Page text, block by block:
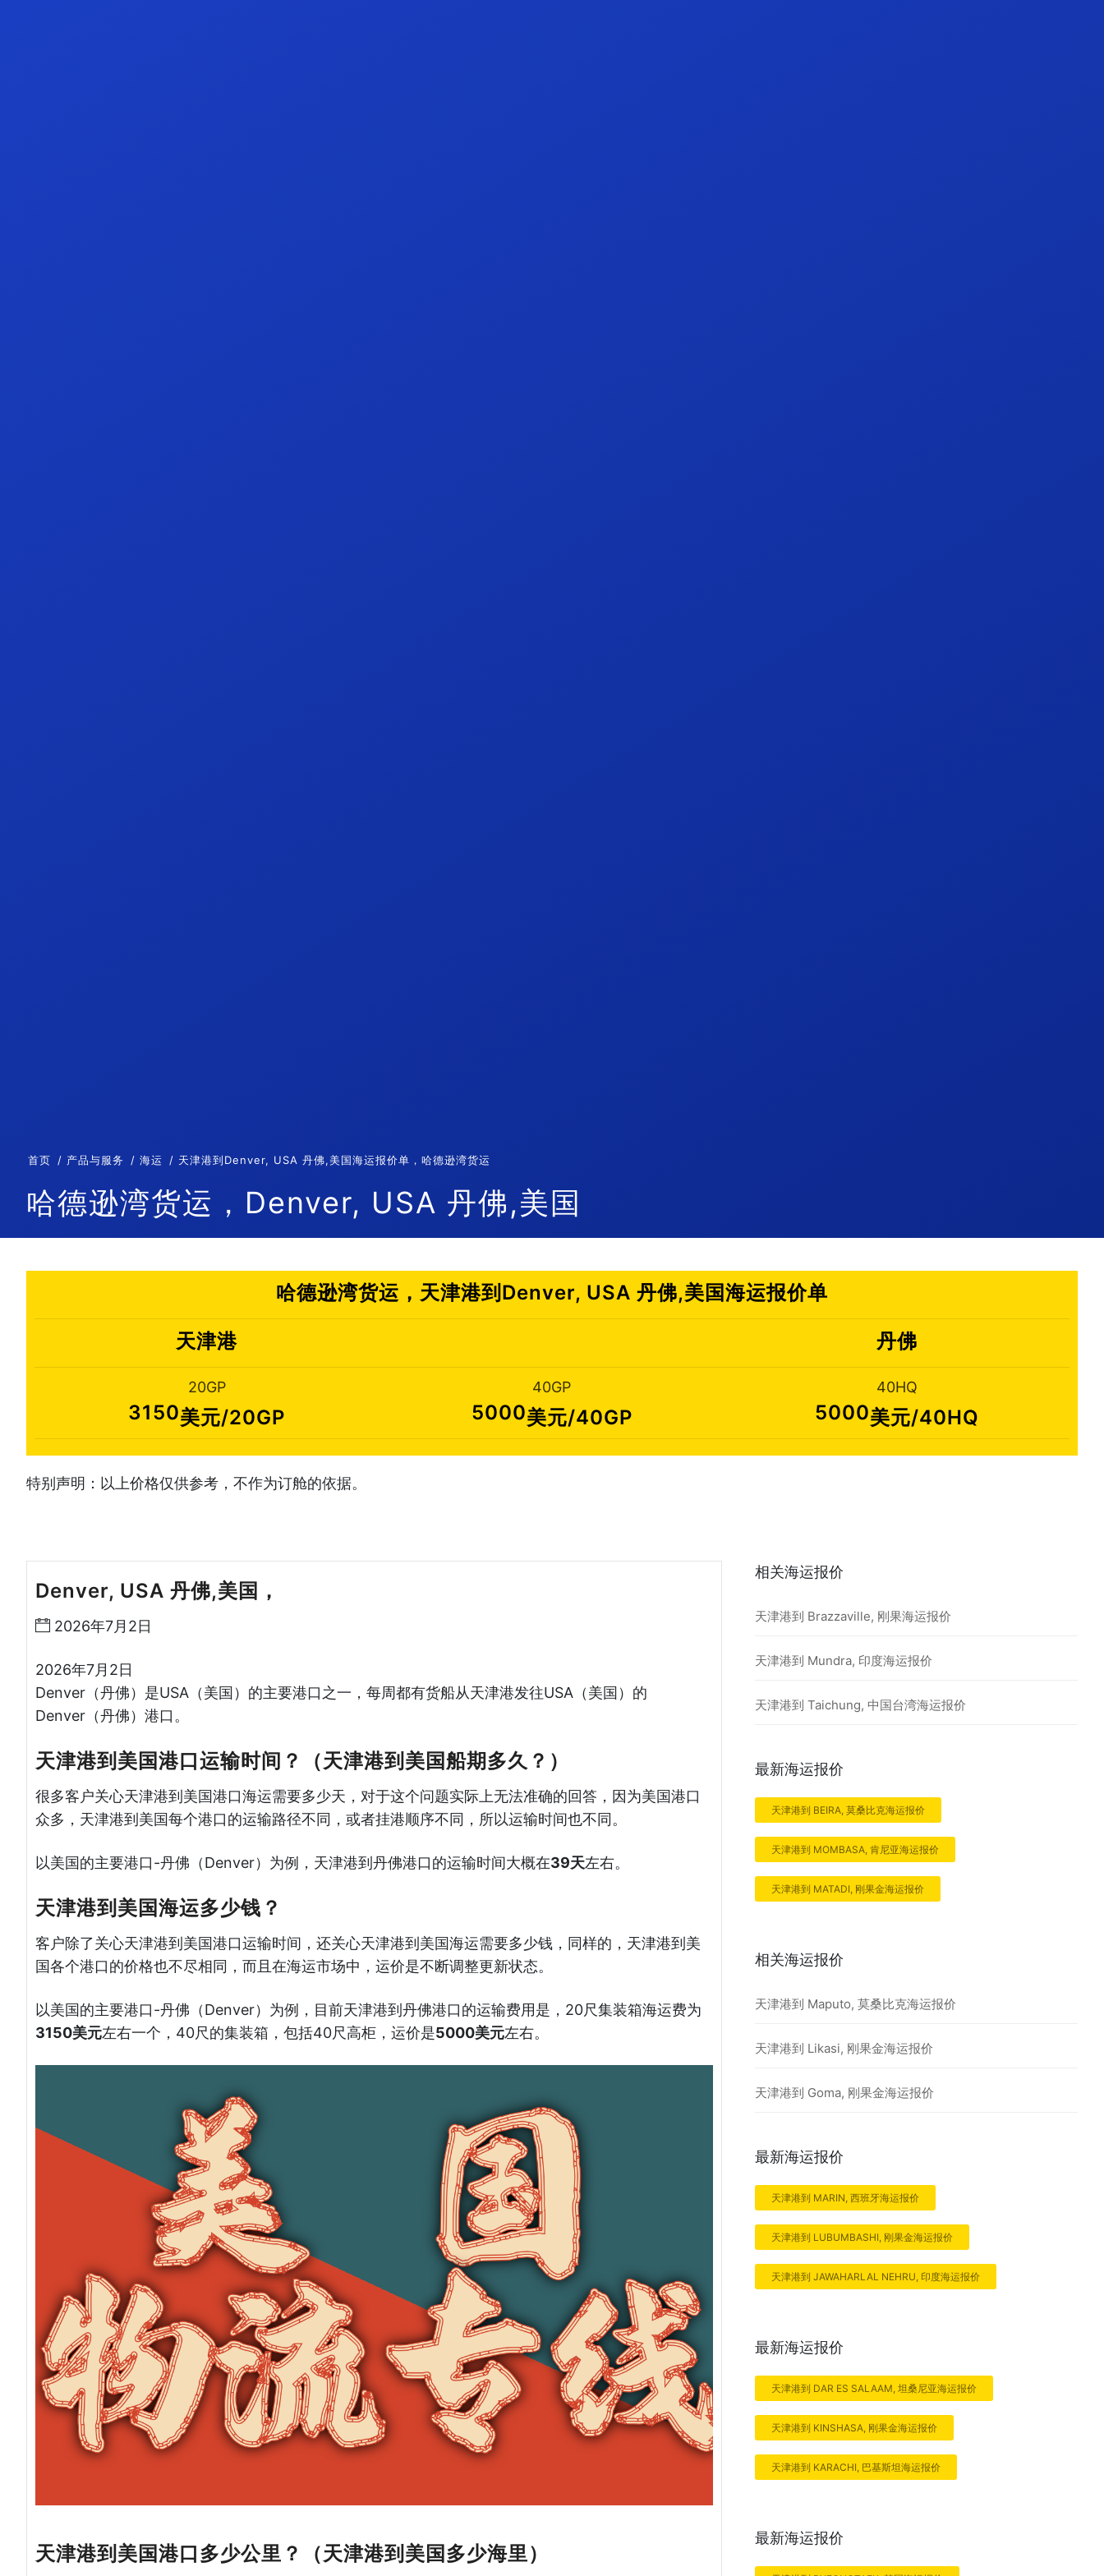
首页 产品与服务 海运 天津港到Denver, USA 丹佛,美国海运报价单，哈德逊湾货运
哈德逊湾货运，Denver, USA 丹佛,美国
哈德逊湾货运，天津港到Denver, USA 丹佛,美国海运报价单
天津港 丹佛
20GP
3150美元/20GP
40GP
5000美元/40GP
40HQ
5000美元/40HQ
特别声明：以上价格仅供参考，不作为订舱的依据。
Denver, USA 丹佛,美国，
2026年7月2日
2026年7月2日
Denver（丹佛）是USA（美国）的主要港口之一，每周都有货船从天津港发往USA（美国）的
Denver（丹佛）港口。
天津港到美国港口运输时间？（天津港到美国船期多久？）
很多客户关心天津港到美国港口海运需要多少天，对于这个问题实际上无法准确的回答，因为美国港口
众多，天津港到美国每个港口的运输路径不同，或者挂港顺序不同，所以运输时间也不同。
以美国的主要港口-丹佛（Denver）为例，天津港到丹佛港口的运输时间大概在39天左右。
天津港到美国海运多少钱？
客户除了关心天津港到美国港口运输时间，还关心天津港到美国海运需要多少钱，同样的，天津港到美
国各个港口的价格也不尽相同，而且在海运市场中，运价是不断调整更新状态。
以美国的主要港口-丹佛（Denver）为例，目前天津港到丹佛港口的运输费用是，20尺集装箱海运费为
3150美元左右一个，40尺的集装箱，包括40尺高柜，运价是5000美元左右。
天津港到美国港口多少公里？（天津港到美国多少海里）
相关海运报价
天津港到 Brazzaville, 刚果海运报价
天津港到 Mundra, 印度海运报价
天津港到 Taichung, 中国台湾海运报价
最新海运报价
天津港到 BEIRA, 莫桑比克海运报价
天津港到 MOMBASA, 肯尼亚海运报价
天津港到 MATADI, 刚果金海运报价
相关海运报价
天津港到 Maputo, 莫桑比克海运报价
天津港到 Likasi, 刚果金海运报价
天津港到 Goma, 刚果金海运报价
最新海运报价
天津港到 MARIN, 西班牙海运报价
天津港到 LUBUMBASHI, 刚果金海运报价
天津港到 JAWAHARLAL NEHRU, 印度海运报价
最新海运报价
天津港到 DAR ES SALAAM, 坦桑尼亚海运报价
天津港到 KINSHASA, 刚果金海运报价
天津港到 KARACHI, 巴基斯坦海运报价
最新海运报价